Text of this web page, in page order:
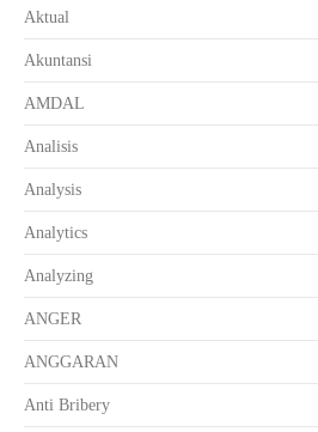
Aktual
Akuntansi
AMDAL
Analisis
Analysis
Analytics
Analyzing
ANGER
ANGGARAN
Anti Bribery